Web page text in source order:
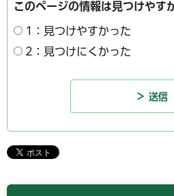
このページの情報は見つけやす
1：見つけやすかった
2：見つけにくかった